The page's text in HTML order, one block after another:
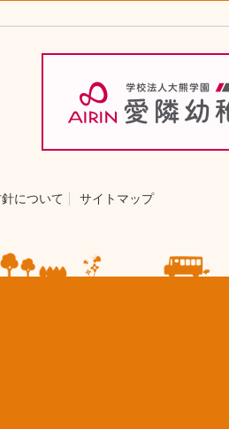
について サイトマップ